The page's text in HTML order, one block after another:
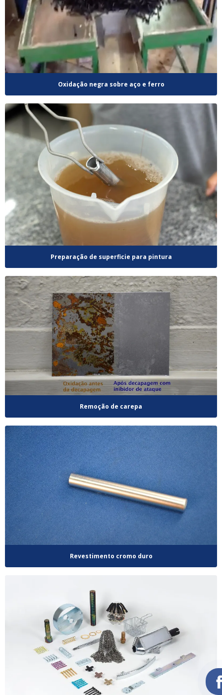
Oxidação negra sobre aço e ferro
Preparação de superficie para pintura
Remoção de carepa
Revestimento cromo duro